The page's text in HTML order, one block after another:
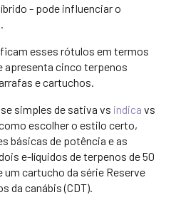
- pode influenciar o
esses rótulos em termos
apresenta cinco terpenos
e cartuchos.
simples de sativa vs indica vs
escolher o estilo certo,
básicas de potência e as
e-líquidos de terpenos de 50
cartucho da série Reserve
da canábis (CDT).